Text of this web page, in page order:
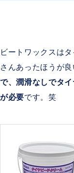
ビートワックスは
さんあったほうが良
で、潤滑なしでタ
が必要です。笑